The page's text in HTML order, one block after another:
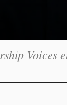
Voices